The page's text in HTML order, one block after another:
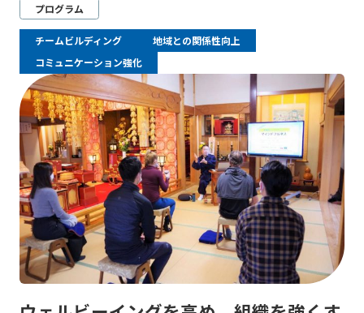
プログラム
チームビルディング
地域との関係性向上
コミュニケーション強化